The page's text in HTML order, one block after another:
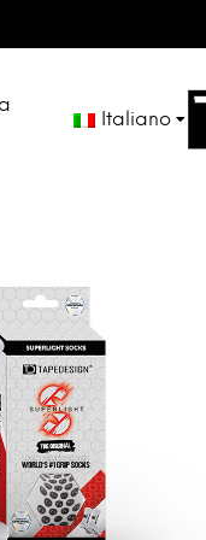
Italiano
Français
Español